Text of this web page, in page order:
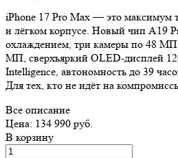
iPhone 17 Pro Max — это максимум
и лёгком корпусе. Новый чип A19
охлаждением, три камеры по 48
МП, сверхъяркий OLED-дисплей
Intelligence, автономность до 39
Для тех, кто не идёт на
Все описание
Цена: 134 990 руб.
В корзину